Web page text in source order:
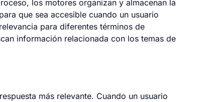
los motores organizan y almacenan la
que sea accesible cuando un usuario
para diferentes términos de
información relacionada con los temas de
más relevante. Cuando un usuario